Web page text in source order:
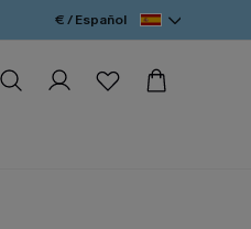
€ / Español